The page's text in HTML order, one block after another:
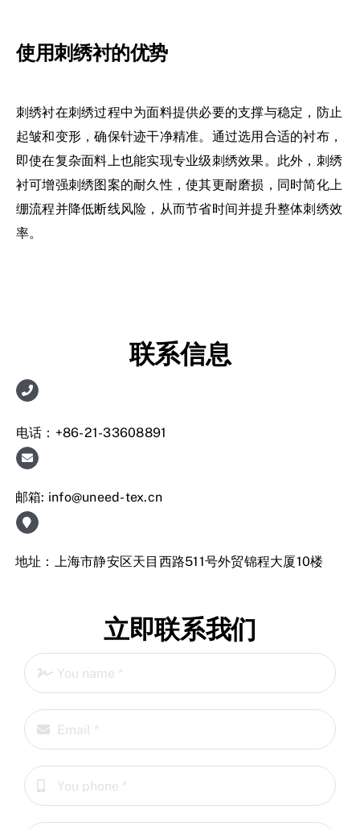
使用刺绣衬的优势
刺绣衬在刺绣过程中为面料提供必要的支撑与稳定，防止
起皱和变形，确保针迹干净精准。通过选用合适的衬布，
即使在复杂面料上也能实现专业级刺绣效果。此外，刺绣
衬可增强刺绣图案的耐久性，使其更耐磨损，同时简化上
绷流程并降低断线风险，从而节省时间并提升整体刺绣效
率。
联系信息
电话：+86-21-33608891
邮箱: info@uneed-tex.cn
地址：上海市静安区天目西路511号外贸锦程大厦10楼
立即联系我们